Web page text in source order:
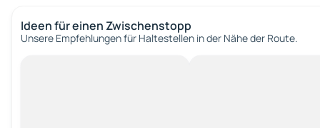
Ideen für einen Zwischenstopp
Unsere Empfehlungen für Haltestellen in der Nähe der Route.